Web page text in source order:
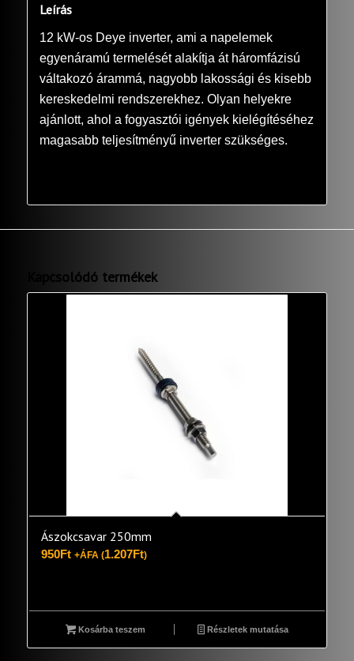
Leírás
12 kW-os Deye inverter, ami a napelemek
egyenáramú termelését alakítja át háromfázisú
váltakozó árammá, nagyobb lakossági és kisebb
kereskedelmi rendszerekhez. Olyan helyekre
ajánlott, ahol a fogyasztói igények kielégítéséhez
magasabb teljesítményű inverter szükséges.
Kapcsolódó termékek
Ászokcsavar 250mm
950Ft +ÁFA (1.207Ft)
Kosárba teszem Részletek mutatása